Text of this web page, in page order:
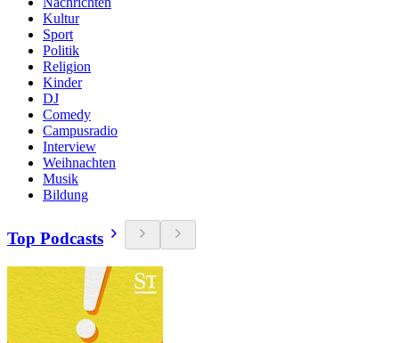
Kultur
Sport
Politik
Religion
Kinder
DJ
Comedy
Campusradio
Interview
Weihnachten
Musik
Bildung
Top Podcasts